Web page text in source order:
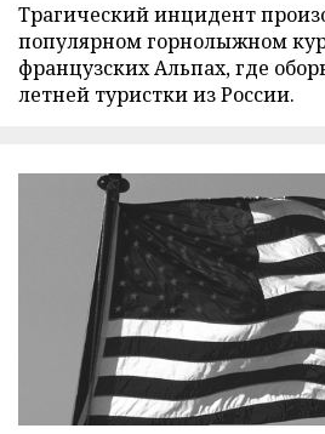
Трагический инцидент
популярном горнолыжном
французских Альпах, где
летней туристки из России.